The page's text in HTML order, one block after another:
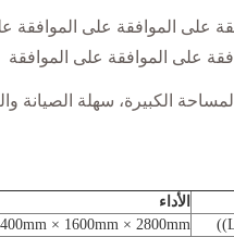
على الموافقة على
على الموافقة على الموافقة
الكبيرة، سهلة الصيانة
الأداء
× 1600mm × 2800mm